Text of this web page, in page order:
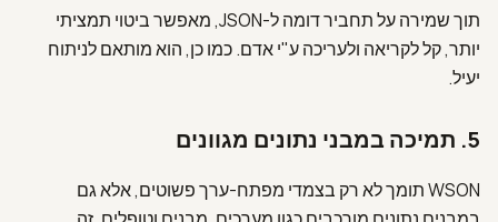
תוך שמירה על תחביר דומה ל-JSON, מאפשר ביטוי תמציתי
יותר, קל לקריאה ולעריכה ע"י אדם. כמו כן, הוא מותאם לניתוח
יעיל.
5. תמיכה במבני נתונים מגוונים
WSON תומך לא רק בצמדי מפתח-ערך פשוטים, אלא גם